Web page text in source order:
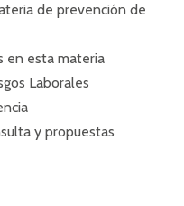
de prevención de
en esta materia
Laborales
y propuestas